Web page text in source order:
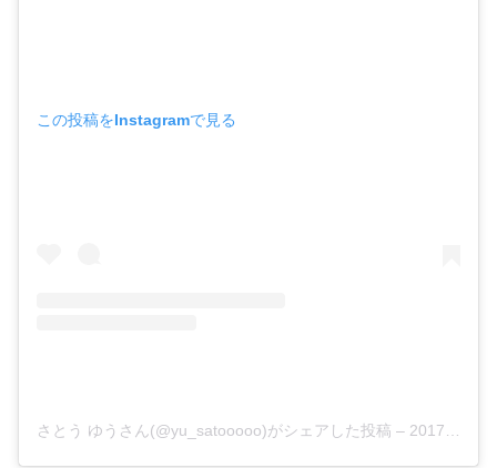
この投稿をInstagramで見る
さとう ゆうさん(@yu_satooooo)がシェアした投稿 – 2017年 5月月7日午前1時51分PDT